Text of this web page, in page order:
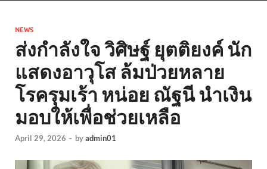
NEWS
ส่งกำลังใจ วิศิษฐ์ ยุตติยงค์ นัก
แสดงอาวุโส ล้มป่วยหลาย
โรครุมเร้า หน่อย ณัฐนี นำเงิน
มอบให้เพื่อช่วยเหลือ
April 29, 2026 - byadmin01